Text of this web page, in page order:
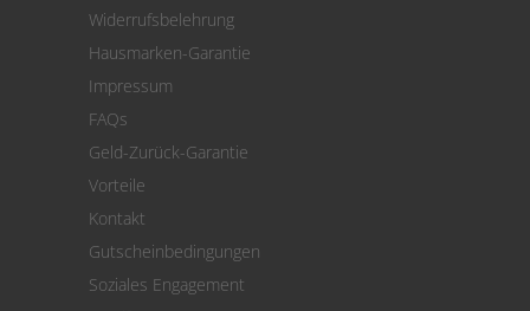
Cookie Einstellungen
Widerrufsbelehrung
Hausmarken-Garantie
Impressum
FAQs
Geld-Zurück-Garantie
Vorteile
Kontakt
Gutscheinbedingungen
Soziales Engagement